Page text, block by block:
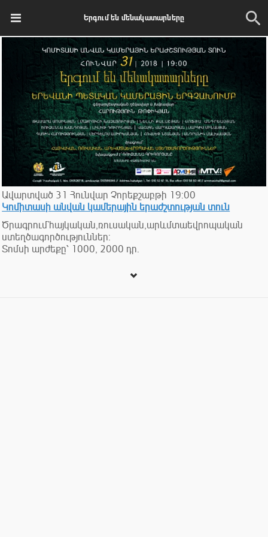
Երգում են մենակատարները
Ավարտված 31 Հունվար Չորեքշաբթի 19:00
Կոմիտասի անվան կամերային երաժշտության տուն
Ծրագրում`հայկական,ռուսական,արևմտաեվրոպական
ստեղծագործություններ:
Տոմսի արժեքը՝ 1000, 2000 դր.